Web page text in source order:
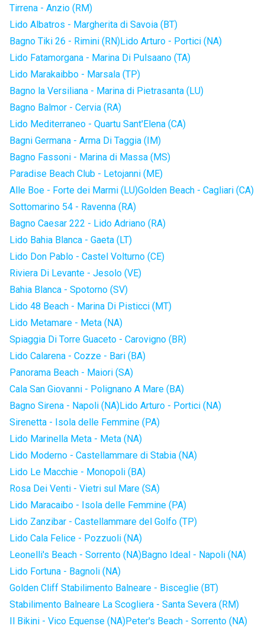
Tirrena - Anzio (RM)
Lido Albatros - Margherita di Savoia (BT)
Bagno Tiki 26 - Rimini (RN)Lido Arturo - Portici (NA)
Lido Fatamorgana - Marina Di Pulsaano (TA)
Lido Marakaibbo - Marsala (TP)
Bagno la Versiliana - Marina di Pietrasanta (LU)
Bagno Balmor - Cervia (RA)
Lido Mediterraneo - Quartu Sant'Elena (CA)
Bagni Germana - Arma Di Taggia (IM)
Bagno Fassoni - Marina di Massa (MS)
Paradise Beach Club - Letojanni (ME)
Alle Boe - Forte dei Marmi (LU)Golden Beach - Cagliari (CA)
Sottomarino 54 - Ravenna (RA)
Bagno Caesar 222 - Lido Adriano (RA)
Lido Bahia Blanca - Gaeta (LT)
Lido Don Pablo - Castel Volturno (CE)
Riviera Di Levante - Jesolo (VE)
Bahia Blanca - Spotorno (SV)
Lido 48 Beach - Marina Di Pisticci (MT)
Lido Metamare - Meta (NA)
Spiaggia Di Torre Guaceto - Carovigno (BR)
Lido Calarena - Cozze - Bari (BA)
Panorama Beach - Maiori (SA)
Cala San Giovanni - Polignano A Mare (BA)
Bagno Sirena - Napoli (NA)Lido Arturo - Portici (NA)
Sirenetta - Isola delle Femmine (PA)
Lido Marinella Meta - Meta (NA)
Lido Moderno - Castellammare di Stabia (NA)
Lido Le Macchie - Monopoli (BA)
Rosa Dei Venti - Vietri sul Mare (SA)
Lido Maracaibo - Isola delle Femmine (PA)
Lido Zanzibar - Castellammare del Golfo (TP)
Lido Cala Felice - Pozzuoli (NA)
Leonelli's Beach - Sorrento (NA)Bagno Ideal - Napoli (NA)
Lido Fortuna - Bagnoli (NA)
Golden Cliff Stabilimento Balneare - Bisceglie (BT)
Stabilimento Balneare La Scogliera - Santa Severa (RM)
Il Bikini - Vico Equense (NA)Peter's Beach - Sorrento (NA)